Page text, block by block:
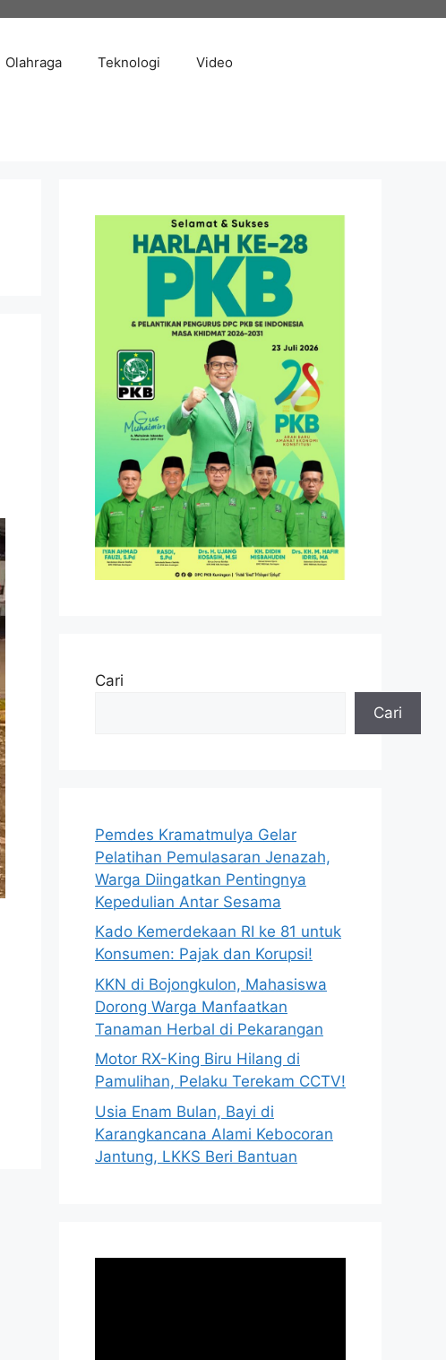
Olahraga Teknologi Video
Cari
Cari
Pemdes Kramatmulya Gelar
Pelatihan Pemulasaran Jenazah,
Warga Diingatkan Pentingnya
Kepedulian Antar Sesama
Kado Kemerdekaan RI ke 81 untuk
Konsumen: Pajak dan Korupsi!
KKN di Bojongkulon, Mahasiswa
Dorong Warga Manfaatkan
Tanaman Herbal di Pekarangan
Motor RX-King Biru Hilang di
Pamulihan, Pelaku Terekam CCTV!
Usia Enam Bulan, Bayi di
Karangkancana Alami Kebocoran
Jantung, LKKS Beri Bantuan